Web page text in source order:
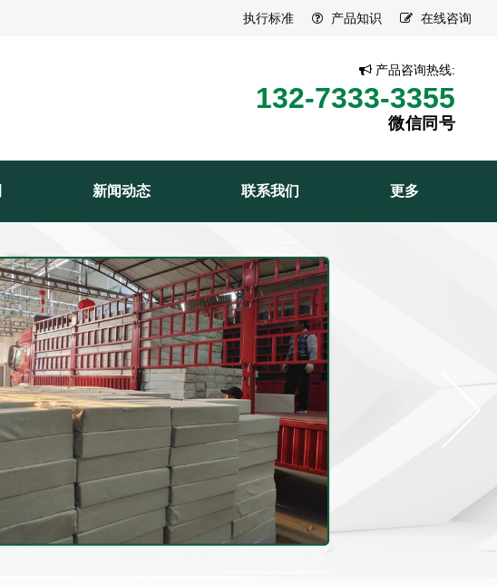
执行标准 产品知识 在线咨询
产品咨询热线:
132-7333-3355
微信同号
新闻动态 联系我们 更多